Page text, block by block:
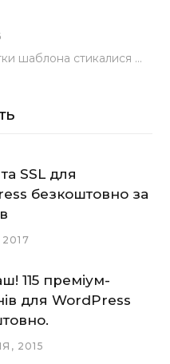
Вже кілька разів під час верстки шаблона стикалися з проблемою, коли замість контактної форми, згенерованої…
SSL для
безкоштовно за
2017
115 преміум-
для WordPress
2015